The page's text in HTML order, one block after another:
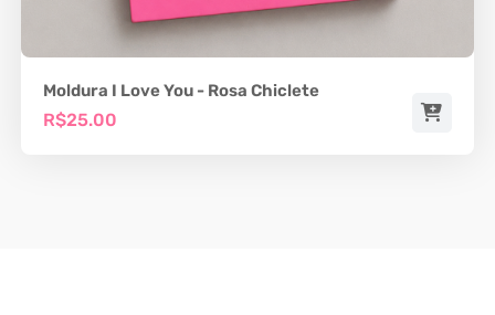
Moldura I Love You - Rosa Chiclete
R$25.00